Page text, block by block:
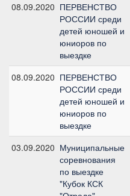
08.09.2020 ПЕРВЕНСТВО
РОССИИ среди
детей юношей и
юниоров по
выездке
08.09.2020 ПЕРВЕНСТВО
РОССИИ среди
детей юношей и
юниоров по
выездке
03.09.2020 Муниципальные
соревнования
по выездке
"Кубок КСК